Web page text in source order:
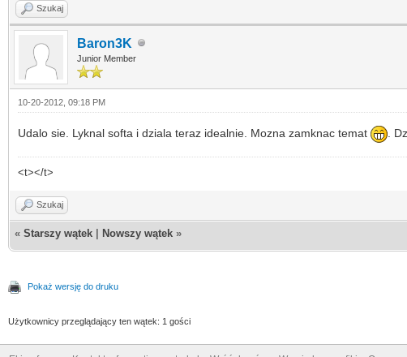
Szukaj
Baron3K
Junior Member
10-20-2012, 09:18 PM
Udalo sie. Lyknal softa i dziala teraz idealnie. Mozna zamknac temat .
<t></t>
Szukaj
« Starszy wątek Nowszy wątek »
Pokaż wersję do druku
Użytkownicy przeglądający ten wątek: 1 gości